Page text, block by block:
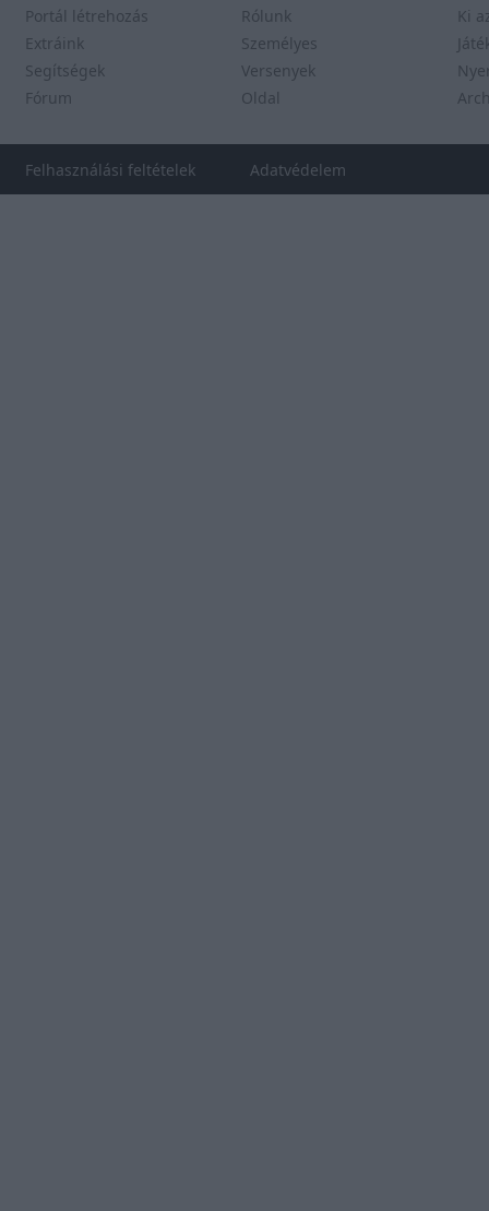
Portál létrehozás
Extráink
Segítségek
Fórum
Rólunk
Személyes
Versenyek
Oldal
Ki
Felhasználási feltételek Adatvédelem